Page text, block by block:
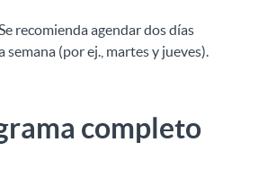
recomienda agendar dos días
semana (por ej., martes y jueves).
completo